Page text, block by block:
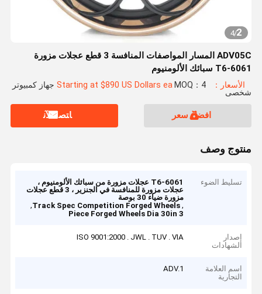
2
/
4
ADV05C المسار المواصفات المنافسة 3 قطع عجلات مزورة
6061-T6 سبائك الألومنيوم
الأسعار：Starting at $890 US Dollars ea MOQ：4 جهاز كمبيوتر
شخصى
افضل سعر ﺎﺘﺼﻟ ﺍﻶﻧ
منتوج وصف
تسليط الضوء
6061-T6 عجلات مزورة من سبائك الألومنيوم ،
عجلات مزورة للمنافسة في الجنزير ، 3 قطع عجلات
مزورة ضياء 30 بوصة
,
Track Spec Competition Forged Wheels
,
3 Piece Forged Wheels Dia 30in
إصدار
الشهادات
ISO 9001:2000 . JWL . TUV . VIA
اسم العلامة
التجارية
ADV.1